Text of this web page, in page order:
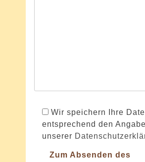
Wir speichern Ihre
entsprechend den
unserer
Zum Absenden des